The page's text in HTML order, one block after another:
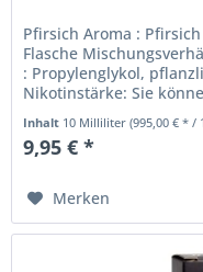
Pfirsich Aroma :
Flasche
: Propylenglykol,
Nikotinstärke: Sie
wählen. 0mg...
Inhalt 10 Milliliter(995,00 € * /
9,95 € *
Merken